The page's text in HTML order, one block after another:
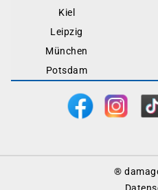
Kiel
Leipzig
München
Potsdam
®